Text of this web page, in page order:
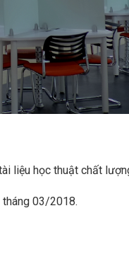
liệu học thuật chất
tháng 03/2018.